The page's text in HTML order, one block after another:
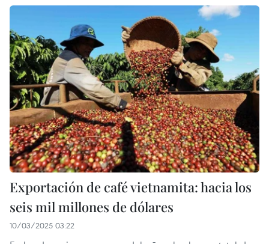
Exportación de café vietnamita: hacia los
seis mil millones de dólares
10/03/2025 03:22